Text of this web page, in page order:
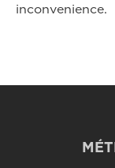
inconvenience.